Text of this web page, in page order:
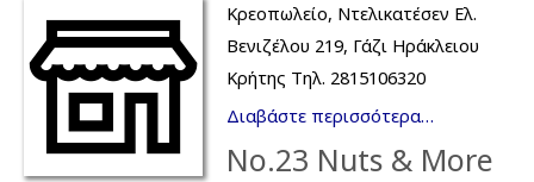
Κρεοπωλείο, Ντελικατέσεν Ελ.
Βενιζέλου 219, Γάζι Ηράκλειου
Κρήτης Τηλ. 2815106320
Διαβάστε περισσότερα…
No.23 Nuts & More